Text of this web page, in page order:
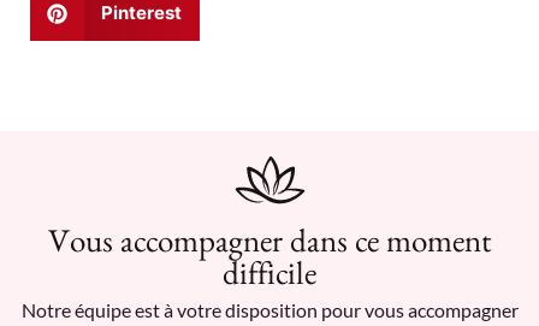
Pinterest
Vous accompagner dans ce moment
difficile
Notre équipe est à votre disposition pour vous accompagner